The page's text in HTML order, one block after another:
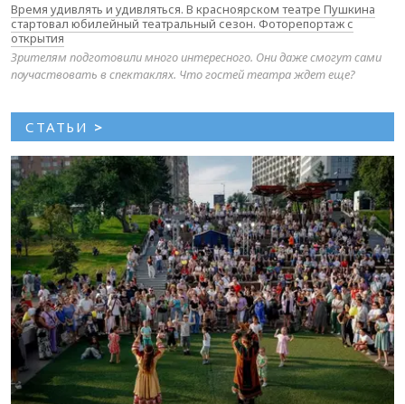
Время удивлять и удивляться. В красноярском театре Пушкина
стартовал юбилейный театральный сезон. Фоторепортаж с
открытия
Зрителям подготовили много интересного. Они даже смогут сами
поучаствовать в спектаклях. Что гостей театра ждет еще?
СТАТЬИ >